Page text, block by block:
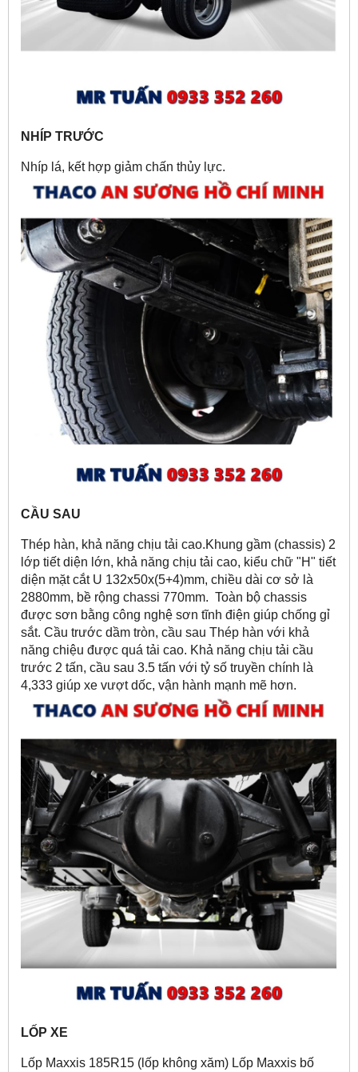
NHÍP TRƯỚC
Nhíp lá, kết hợp giảm chấn thủy lực.
CẦU SAU
Thép hàn, khả năng chịu tải cao.Khung gầm (chassis) 2
lớp tiết diện lớn, khả năng chịu tải cao, kiểu chữ "H" tiết
diện mặt cắt U 132x50x(5+4)mm, chiều dài cơ sở là
2880mm, bề rộng chassi 770mm. Toàn bộ chassis
được sơn bằng công nghệ sơn tĩnh điện giúp chống gỉ
sắt. Cầu trước dầm tròn, cầu sau Thép hàn với khả
năng chiệu được quá tải cao. Khả năng chịu tải cầu
trước 2 tấn, cầu sau 3.5 tấn với tỷ số truyền chính là
4,333 giúp xe vượt dốc, vận hành mạnh mẽ hơn.
LỐP XE
Lốp Maxxis 185R15 (lốp không xăm) Lốp Maxxis bố